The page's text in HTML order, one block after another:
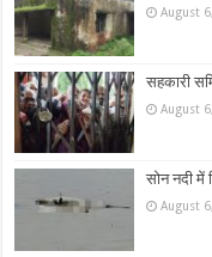
August
सहकारी
August
सोन नदी में
August